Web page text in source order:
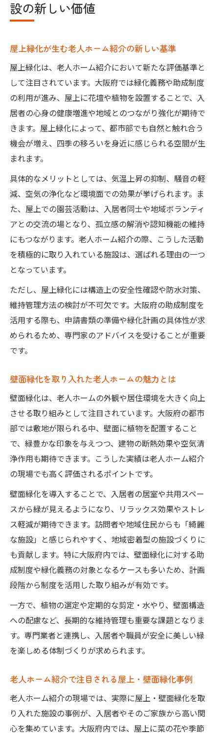
設の新しい価値
屋上緑化が生む老人ホーム紹介の新しい基準
屋上緑化は、老人ホーム紹介において新たな評価基準と
して注目されています。大阪府では緑化義務や助成制度
の利用が進み、屋上に花壇や植物を設置することで、入
居者の心身の健康増進や地域とのつながり強化が期待で
きます。屋上緑化によって、都市部でも自然と触れ合う
機会が増え、四季の移ろいを身近に感じられる空間が生
まれます。
具体的なメリットとしては、気温上昇の抑制、騒音の軽
減、空気の浄化など環境面での効果が挙げられます。ま
た、屋上での園芸活動は、入居者同士や地域ボランティ
アとの交流の場となり、孤立感の解消や認知機能の維持
にもつながります。老人ホーム紹介の際、こうした活動
を積極的に取り入れている施設は、選ばれる理由の一つ
となっています。
ただし、屋上緑化には構造上の安全性確認や防水対策、
維持管理方法の検討が不可欠です。大阪府の助成制度を
活用する際も、申請書類の準備や緑化計画の具体性が求
められるため、専門家のアドバイスを受けることが重要
です。
壁面緑化を取り入れた老人ホームの魅力とは
壁面緑化は、老人ホームの外観や居住環境を大きく向上
させる取り組みとして注目されています。大阪府の都市
部では敷地が限られる中、壁面に植物を配置すること
で、緑豊かな印象を与えつつ、建物の断熱効果や空気清
浄作用も期待できます。こうした実績は老人ホーム紹介
の現場でも高く評価されるポイントです。
壁面緑化を導入することで、入居者の居室や共用スペー
スから緑が見えるようになり、リラックス効果やストレ
ス軽減が期待できます。訪問者や地域住民からも「綺麗
な施設」と感じられやすく、地域密着型の施設づくりに
も貢献します。特に大阪府内では、壁面緑化に対する助
成制度や緑化義務の対象となるケースも多いため、計画
段階から制度を活用した取り組みが有効です。
一方で、植物の選定や定期的な剪定・水やり、壁面構造
への配慮など、長期的な維持管理も重要な課題となりま
す。専門業者と連携し、入居者や職員が安全に美しい緑
を楽しめる体制づくりが求められます。
老人ホーム紹介で注目される屋上・壁面緑化事例
老人ホーム紹介の現場では、実際に屋上・壁面緑化を取
り入れた施設の事例が、入居者やそのご家族から高い関
心を集めています。大阪府内では、屋上に菜の花や季節